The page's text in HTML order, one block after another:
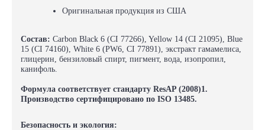
Оригинальная продукция из США
Состав: Carbon Black 6 (CI 77266), Yellow 14 (CI 21095), Blue
15 (CI 74160), White 6 (PW6, CI 77891), экстракт гамамелиса,
глицерин, бензиловый спирт, пигмент, вода, изопропил,
канифоль.
Формула соответствует стандарту ResAP (2008)1.
Производство сертифицировано по ISO 13485.
Безопасность и экология: